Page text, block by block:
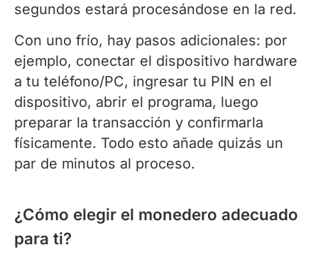
segundos estará procesándose en la red.
Con uno frío, hay pasos adicionales: por
ejemplo, conectar el dispositivo hardware
a tu teléfono/PC, ingresar tu PIN en el
dispositivo, abrir el programa, luego
preparar la transacción y confirmarla
físicamente. Todo esto añade quizás un
par de minutos al proceso.
¿Cómo elegir el monedero adecuado
para ti?